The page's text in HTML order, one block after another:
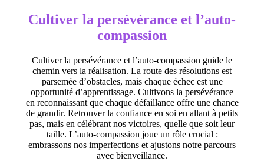
Cultiver la persévérance et l’auto-
compassion
Cultiver la persévérance et l’auto-compassion guide le
chemin vers la réalisation. La route des résolutions est
parsemée d’obstacles, mais chaque échec est une
opportunité d’apprentissage. Cultivons la persévérance
en reconnaissant que chaque défaillance offre une chance
de grandir. Retrouver la confiance en soi en allant à petits
pas, mais en célébrant nos victoires, quelle que soit leur
taille. L’auto-compassion joue un rôle crucial :
embrassons nos imperfections et ajustons notre parcours
avec bienveillance.